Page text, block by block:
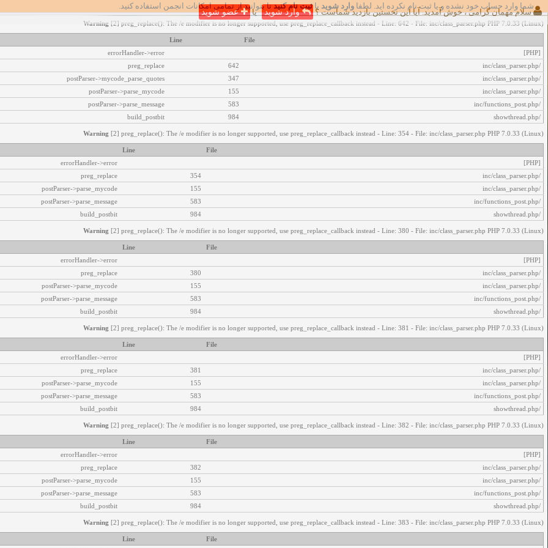
شما وارد حساب خود نشده و یا ثبت نام نکرده اید. لطفا وارد شوید یاثبت نام کنیدتا بتوانید از تمامی امکانات انجمن استفاده کنید. اخطار‌های زیر رخ داد:
Warning [2] preg_replace(): The /e modifier is no longer supported, use preg_replace_callback instead - Line: 642 - File: inc/class_parser.php PHP 7.0.33 (Linux)
File
Line
[PHP]
errorHandler->error
/inc/class_parser.php
642
preg_replace
/inc/class_parser.php
347
postParser->mycode_parse_quotes
/inc/class_parser.php
155
postParser->parse_mycode
/inc/functions_post.php
583
postParser->parse_message
/showthread.php
984
build_postbit
Warning [2] preg_replace(): The /e modifier is no longer supported, use preg_replace_callback instead - Line: 354 - File: inc/class_parser.php PHP 7.0.33 (Linux)
File
Line
[PHP]
errorHandler->error
/inc/class_parser.php
354
preg_replace
/inc/class_parser.php
155
postParser->parse_mycode
/inc/functions_post.php
583
postParser->parse_message
/showthread.php
984
build_postbit
Warning [2] preg_replace(): The /e modifier is no longer supported, use preg_replace_callback instead - Line: 380 - File: inc/class_parser.php PHP 7.0.33 (Linux)
File
Line
[PHP]
errorHandler->error
/inc/class_parser.php
380
preg_replace
/inc/class_parser.php
155
postParser->parse_mycode
/inc/functions_post.php
583
postParser->parse_message
/showthread.php
984
build_postbit
Warning [2] preg_replace(): The /e modifier is no longer supported, use preg_replace_callback instead - Line: 381 - File: inc/class_parser.php PHP 7.0.33 (Linux)
File
Line
[PHP]
errorHandler->error
/inc/class_parser.php
381
preg_replace
/inc/class_parser.php
155
postParser->parse_mycode
/inc/functions_post.php
583
postParser->parse_message
/showthread.php
984
build_postbit
Warning [2] preg_replace(): The /e modifier is no longer supported, use preg_replace_callback instead - Line: 382 - File: inc/class_parser.php PHP 7.0.33 (Linux)
File
Line
[PHP]
errorHandler->error
/inc/class_parser.php
382
preg_replace
/inc/class_parser.php
155
postParser->parse_mycode
/inc/functions_post.php
583
postParser->parse_message
/showthread.php
984
build_postbit
Warning [2] preg_replace(): The /e modifier is no longer supported, use preg_replace_callback instead - Line: 383 - File: inc/class_parser.php PHP 7.0.33 (Linux)
File
Line
سلام مهمان گرامی ، خوش آمدید. آیا این نخستین بازدید شماست ؟ وارد شوید یا عضو شوید